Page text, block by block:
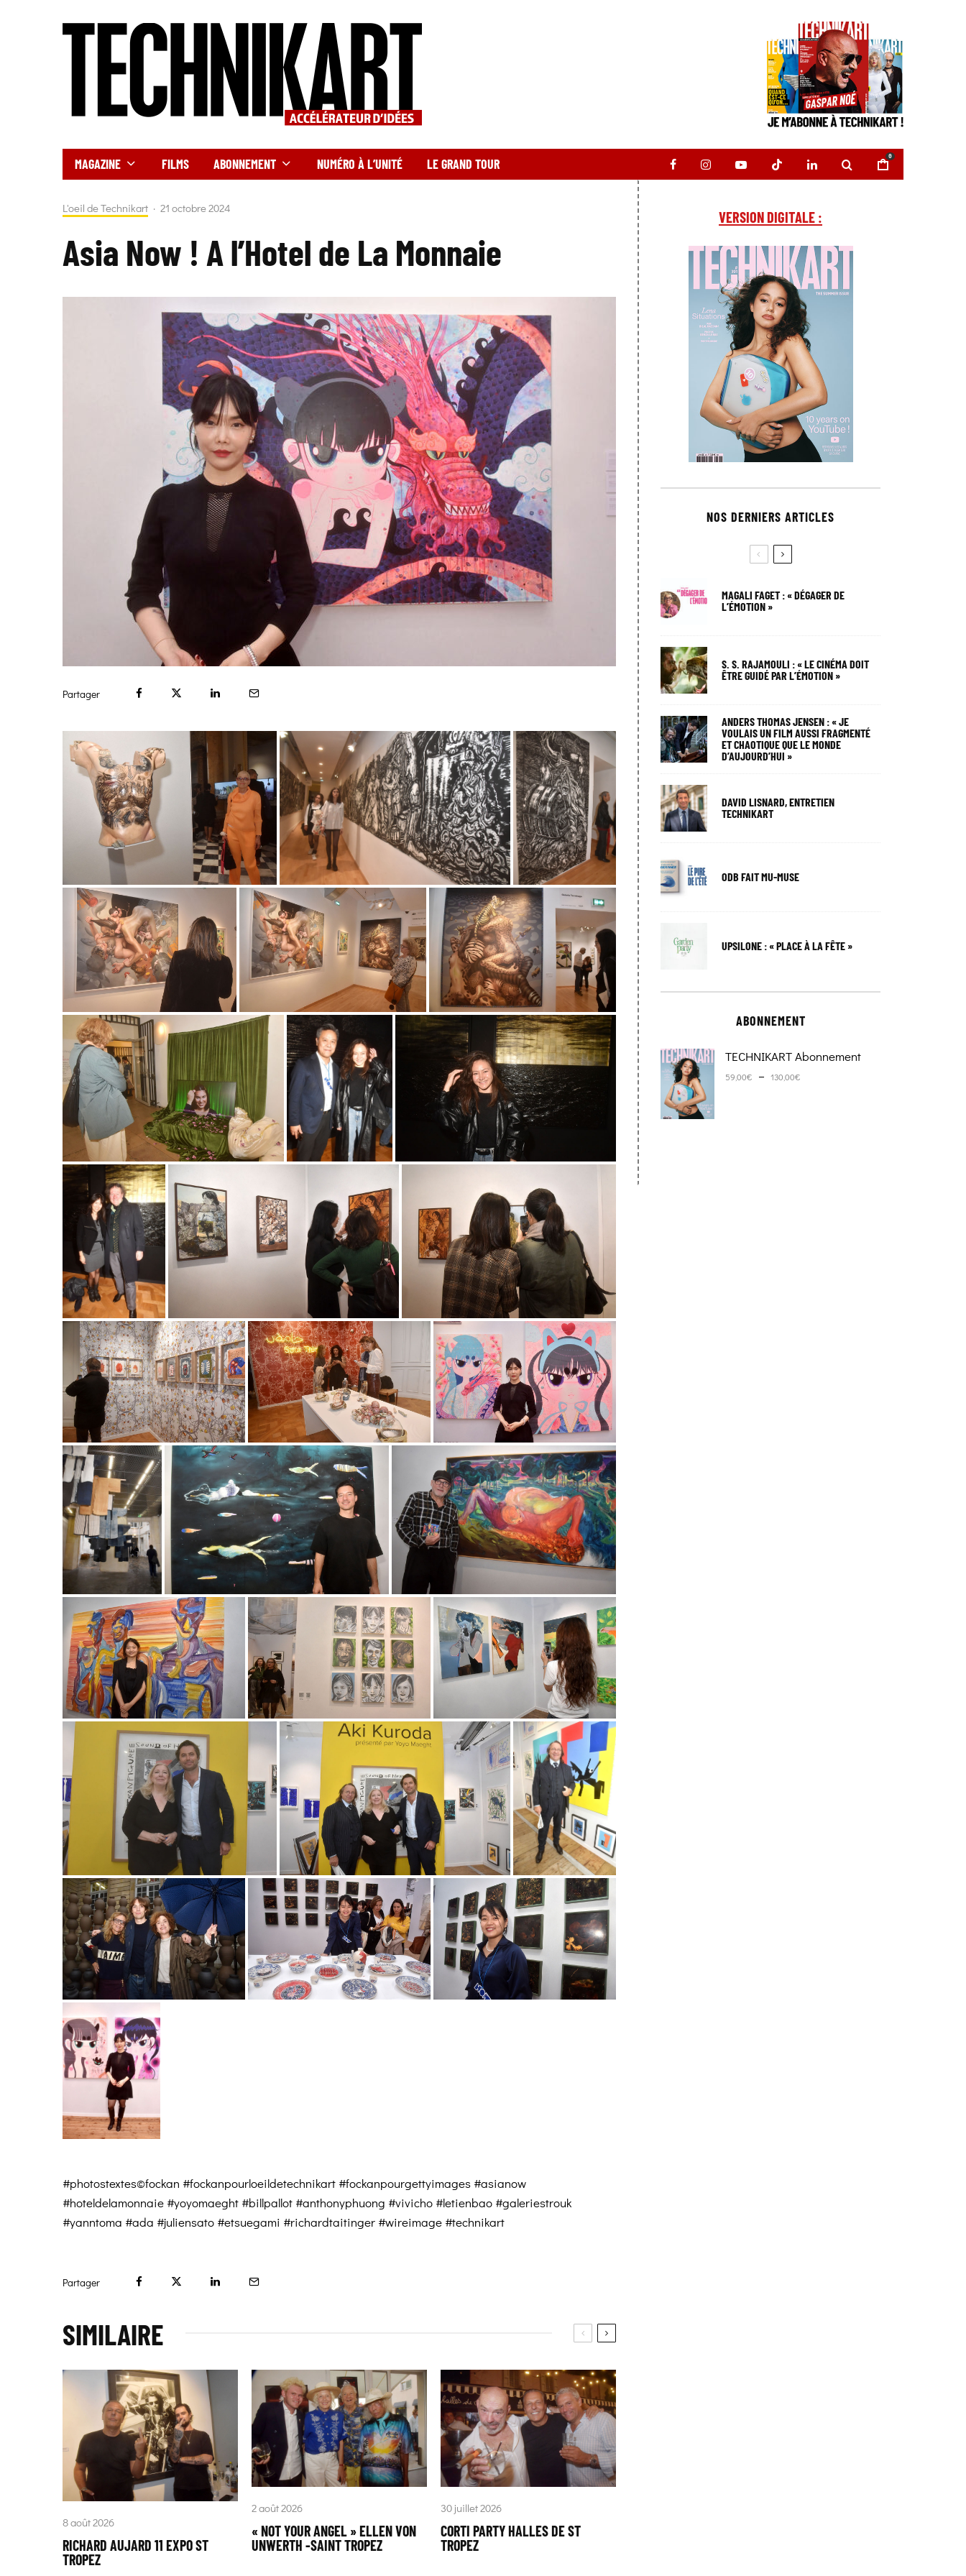
MAGAZINE FILMS ABONNEMENT NUMÉRO À L’UNITÉ LE GRAND TOUR 0
L'oeil de Technikart · 21 octobre 2024
Asia Now ! A l’Hotel de La Monnaie
Partager
#photostextes©fockan #fockanpourloeildetechnikart #fockanpourgettyimages #asianow
#hoteldelamonnaie #yoyomaeght #billpallot #anthonyphuong #vivicho #letienbao #galeriestrouk
#yanntoma #ada #juliensato #etsuegami #richardtaitinger #wireimage #technikart
Partager
SIMILAIRE
8 août 2026
RICHARD AUJARD 11 EXPO ST
TROPEZ
2 août 2026
« NOT YOUR ANGEL » ELLEN VON
UNWERTH -SAINT TROPEZ
30 juillet 2026
CORTI PARTY HALLES DE ST
TROPEZ
VERSION DIGITALE :
NOS DERNIERS ARTICLES
MAGALI FAGET : « DÉGAGER DE
L’ÉMOTION »
S. S. RAJAMOULI : « LE CINÉMA DOIT
ÊTRE GUIDÉ PAR L’ÉMOTION »
ANDERS THOMAS JENSEN : « JE
VOULAIS UN FILM AUSSI FRAGMENTÉ
ET CHAOTIQUE QUE LE MONDE
D’AUJOURD’HUI »
DAVID LISNARD, ENTRETIEN
TECHNIKART
ODB FAIT MU-MUSE
UPSILONE : « PLACE À LA FÊTE »
ABONNEMENT
TECHNIKART Abonnement
59,00€ – 130,00€